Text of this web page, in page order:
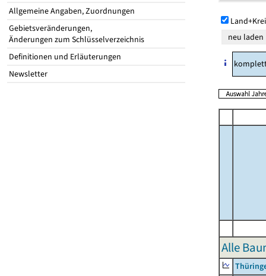
Allgemeine Angaben, Zuordnungen
Gebietsveränderungen,
Änderungen zum Schlüsselverzeichnis
Definitionen und Erläuterungen
Newsletter
Alle